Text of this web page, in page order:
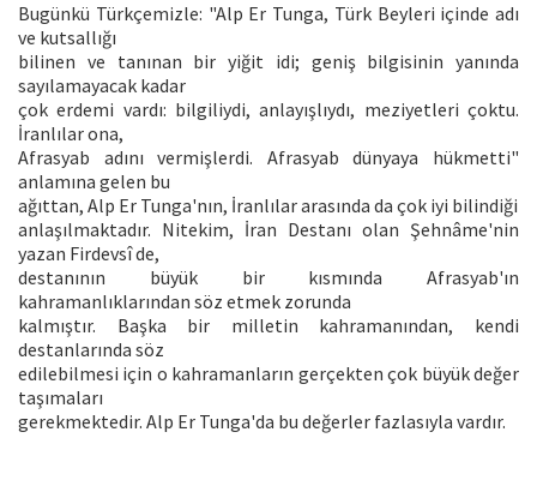
Bugünkü Türkçemizle: "Alp Er Tunga, Türk Beyleri içinde adı
ve kutsallığı
bilinen ve tanınan bir yiğit idi; geniş bilgisinin yanında
sayılamayacak kadar
çok erdemi vardı: bilgiliydi, anlayışlıydı, meziyetleri çoktu.
İranlılar ona,
Afrasyab adını vermişlerdi. Afrasyab dünyaya hükmetti"
anlamına gelen bu
ağıttan, Alp Er Tunga'nın, İranlılar arasında da çok iyi bilindiği
anlaşılmaktadır. Nitekim, İran Destanı olan Şehnâme'nin
yazan Firdevsî de,
destanının büyük bir kısmında Afrasyab'ın
kahramanlıklarından söz etmek zorunda
kalmıştır. Başka bir milletin kahramanından, kendi
destanlarında söz
edilebilmesi için o kahramanların gerçekten çok büyük değer
taşımaları
gerekmektedir. Alp Er Tunga'da bu değerler fazlasıyla vardır.